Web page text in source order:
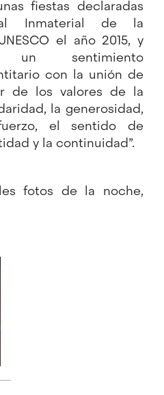
fiestas declaradas
Inmaterial de la
el año 2015, y
sentimiento
con la unión de
de los valores de la
la generosidad,
el sentido de
y la continuidad”.
fotos de la noche,